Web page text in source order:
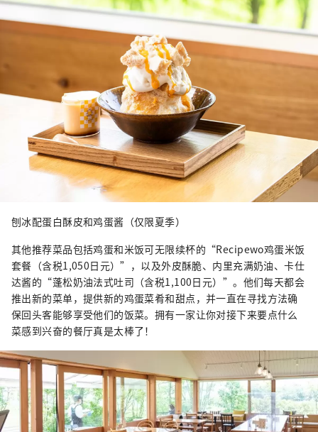
刨冰配蛋白酥皮和鸡蛋酱（仅限夏季）
其他推荐菜品包括鸡蛋和米饭可无限续杯的“Recipewo鸡蛋米饭
套餐（含税1,050日元）”，以及外皮酥脆、内里充满奶油、卡仕
达酱的“蓬松奶油法式吐司（含税1,100日元）”。他们每天都会
推出新的菜单，提供新的鸡蛋菜肴和甜点，并一直在寻找方法确
保回头客能够享受他们的饭菜。拥有一家让你对接下来要点什么
菜感到兴奋的餐厅真是太棒了！